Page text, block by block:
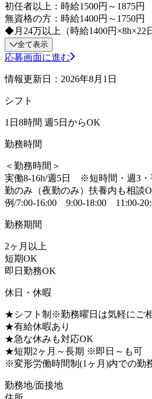
初任者以上：時給1500円～1875円
無資格の方：時給1400円～1750円
◆月24万以上（時給1400円×8h×22
全て表示
応募画面に進む
情報更新日：2026年8月1日
シフト
1日8時間 週5日からOK
勤務時間
＜勤務時間＞
実働8-16h/週5日 ※短時間・週3・
勤のみ（夜勤のみ）扶養内も相談
例/7:00-16:00 9:00-18:00 11:00-
勤務期間
2ヶ月以上
短期OK
即日勤務OK
休日・休暇
★シフト制※勤務曜日は気軽にご
★有給休暇あり
★急な休みも対応OK
★短期2ヶ月～長期 ※即日～も可
※変形労働時間制(1ヶ月)内での勤
勤務地/面接地